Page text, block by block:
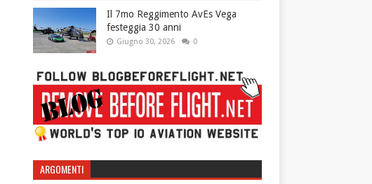
Il 7mo Reggimento AvEs Vega
festeggia 30 anni
Giugno 30, 2026 0
ARGOMENTI